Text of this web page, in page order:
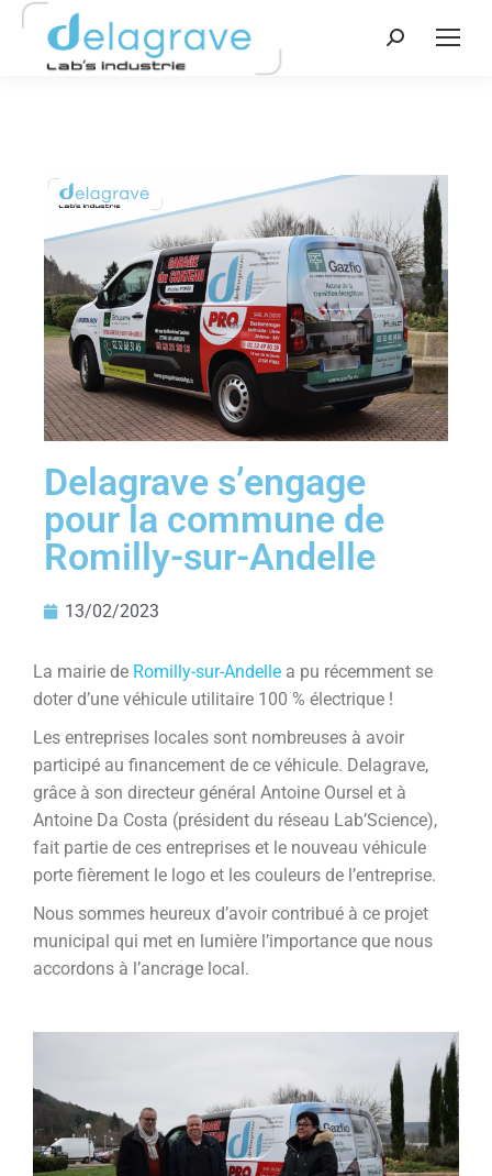
Delagrave s’engage
pour la commune de
Romilly-sur-Andelle
13/02/2023
La mairie de Romilly-sur-Andelle a pu récemment se
doter d’une véhicule utilitaire 100 % électrique !
Les entreprises locales sont nombreuses à avoir
participé au financement de ce véhicule. Delagrave,
grâce à son directeur général Antoine Oursel et à
Antoine Da Costa (président du réseau Lab’Science),
fait partie de ces entreprises et le nouveau véhicule
porte fièrement le logo et les couleurs de l’entreprise.
Nous sommes heureux d’avoir contribué à ce projet
municipal qui met en lumière l’importance que nous
accordons à l’ancrage local.